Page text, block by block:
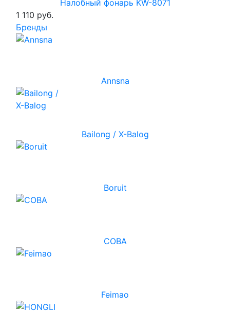
Налобный фонарь KW-8071
1 110 руб.
Бренды
Annsna
Bailong / X-Balog
Boruit
COBA
Feimao